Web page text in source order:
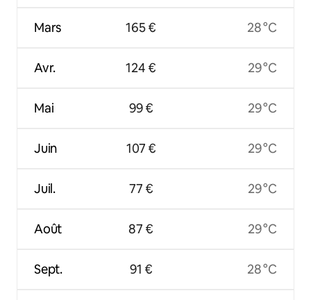
Mars
Avr.
Mai
Juin
Juil.
Août
Sept.
165 €
124 €
99 €
107 €
77 €
87 €
91 €
28 °C
29 °C
29 °C
29 °C
29 °C
29 °C
28 °C